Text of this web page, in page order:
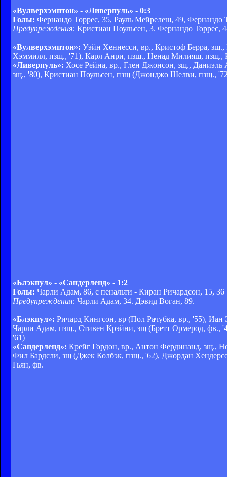
«Вулверхэмптон» - «Ливерпуль» - 0:3
Голы: Фернандо Торрес, 35, Рауль Мейрелеш, 49, Фернандо
Предупреждения: Кристиан Поульсен, 3. Фернандо Торрес,
«Вулверхэмптон»: Уэйн Хеннесси, вр., Кристоф Берра,
Хэммилл, пзщ., '71), Карл Анри, пзщ., Ненад Милияш, пзщ.,
«Ливерпуль»: Хосе Рейна, вр., Глен Джонсон, зщ.,
зщ., '80), Кристиан Поульсен, пзщ (Джонджо Шелви, пзщ.,
«Блэкпул» - «Сандерленд» - 1:2
Голы: Чарли Адам, 86, с пенальти - Киран Ричардсон, 15, 36
Предупреждения: Чарли Адам, 34. Дэвид Воган, 89.
«Блэкпул»: Ричард Кингсон, вр (Пол Рачубка, вр., '55),
Чарли Адам, пзщ., Стивен Крэйни, зщ (Бретт Ормерод, фв.,
'61)
«Сандерленд»: Крейг Гордон, вр., Антон Фердинанд, зщ.,
Фил Бардсли, зщ (Джек Колбэк, пзщ., '62), Джордан
Гьян, фв.